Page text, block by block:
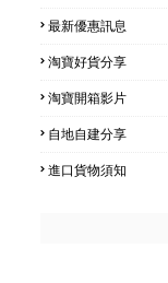
最新優惠訊息
淘寶好貨分享
淘寶開箱影片
自地自建分享
進口貨物須知